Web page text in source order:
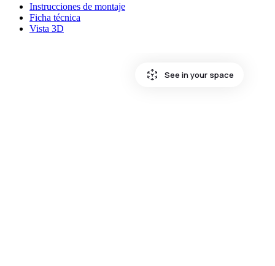
Instrucciones de montaje
Ficha técnica
Vista 3D